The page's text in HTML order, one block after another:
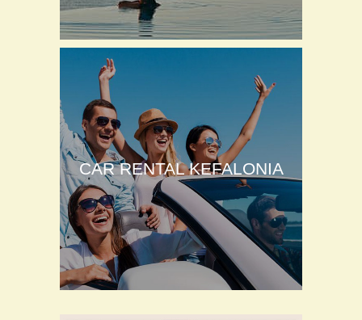
CAR RENTAL KEFALONIA